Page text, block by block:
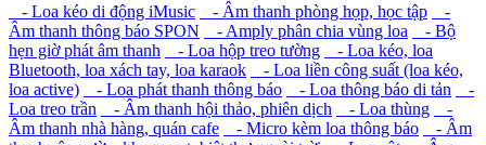
- Loa kéo di động iMusic - Âm thanh phòng họp, học tập
-
Âm thanh thông báo SPON
- Amply phân chia vùng loa
- Bộ
hẹn giờ phát âm thanh
- Loa hộp treo tường
- Loa kéo, loa
Bluetooth, loa xách tay, loa karaok
- Loa liền công suất (loa kéo,
loa active)
- Loa phát thanh thông báo - Loa thông báo di tản
-
Loa treo trần
- Âm thanh hội thảo, phiên dịch - Loa thùng
-
Âm thanh nhà hàng, quán cafe
- Micro kèm loa thông báo
- Âm